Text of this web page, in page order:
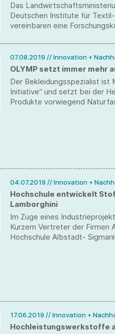
Das
Deutschen Institute für
vereinbaren eine
07.08.2019 // Innovation +
OLYMP setzt immer mehr
Der Bekleidungsspezialist ist
Initiative“ und setzt bei der
Produkte vorwiegend
04.07.2019 // Innovation +
Hochschule entwickelt
Lamborghini
Im Zuge eines
Kurzem Vertreter der Firmen
Hochschule Albstadt-
17.06.2019 // Innovation +
Hochleistungswerkstoffe